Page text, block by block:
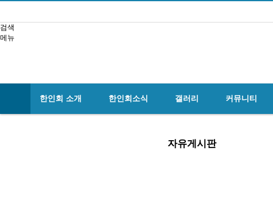
검색
메뉴
한인회 소개 한인회소식 갤러리 커뮤니티
자유게시판